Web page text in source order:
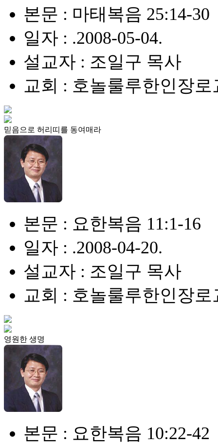
본문 : 마태복음 25:14-30
일자 : .2008-05-04.
설교자 : 조일구 목사
교회 : 호놀룰루한인장로
믿음으로 허리띠를 동여매라
본문 : 요한복음 11:1-16
일자 : .2008-04-20.
설교자 : 조일구 목사
교회 : 호놀룰루한인장로
영원한 생명
본문 : 요한복음 10:22-42